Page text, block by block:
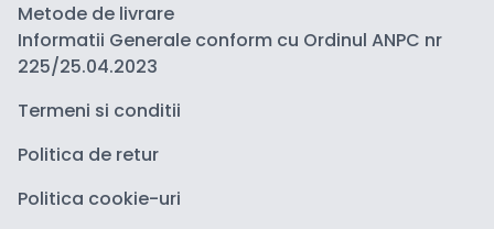
Metode de livrare
Informatii Generale conform cu Ordinul ANPC nr
225/25.04.2023
Termeni si conditii
Politica de retur
Politica cookie-uri